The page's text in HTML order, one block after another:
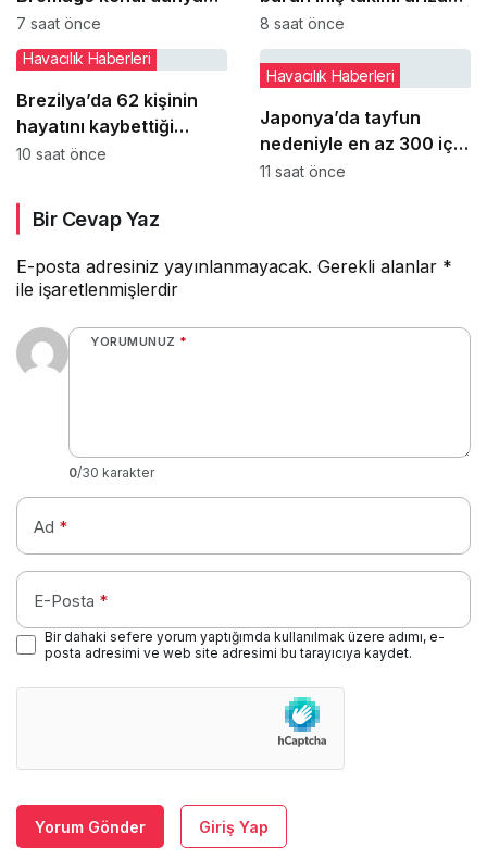
rekorunu yeniden kırdı
7 saat önce
nedeniyle pistte kaldı
8 saat önce
Brezilya’da 62 kişinin
hayatını kaybettiği
Voepass kazasında yeni
Havacılık Haberleri
10 saat önce
Japonya’da tayfun
nedeniyle en az 300 iç
hat seferi iptal edildi
Havacılık Haberleri
11 saat önce
Bir Cevap Yaz
E-posta adresiniz yayınlanmayacak. Gerekli alanlar *
ile işaretlenmişlerdir
YORUMUNUZ *
0/30 karakter
Ad *
E-Posta *
Bir dahaki sefere yorum yaptığımda kullanılmak üzere adımı, e-
posta adresimi ve web site adresimi bu tarayıcıya kaydet.
Yorum Gönder Giriş Yap